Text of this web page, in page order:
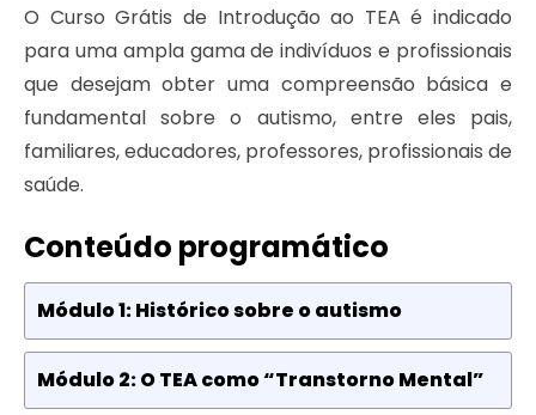
O Curso Grátis de Introdução ao TEA é indicado
para uma ampla gama de indivíduos e profissionais
que desejam obter uma compreensão básica e
fundamental sobre o autismo, entre eles pais,
familiares, educadores, professores, profissionais de
saúde.
Conteúdo programático
Módulo 1: Histórico sobre o autismo
Módulo 2: O TEA como “Transtorno Mental”